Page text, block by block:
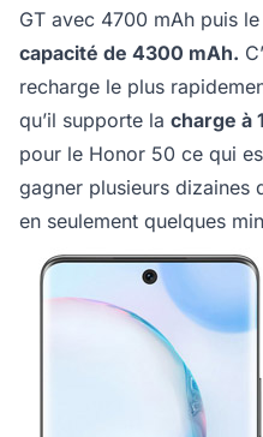
GT avec 4700 mAh puis
capacité de 4300 mAh.
recharge le plus
qu’il supporte la charge à
pour le Honor 50 ce qui
gagner plusieurs dizaines
en seulement quelques